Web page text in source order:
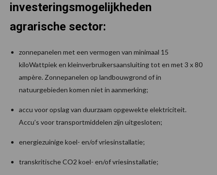
investeringsmogelijkheden
agrarische sector:
zonnepanelen met een vermogen van minimaal 15
kiloWattpiek en kleinverbruikersaansluiting tot en met 3 x 80
ampère. Zonnepanelen op landbouwgrond of in
natuurgebieden komen niet in aanmerking;
accu voor opslag van duurzaam opgewekte elektriciteit.
Accu’s voor transportmiddelen zijn uitgesloten;
energiezuinige koel- en/of vriesinstallatie;
transkritische CO2 koel- en/of vriesinstallatie;